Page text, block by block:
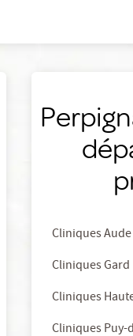
Cliniques Aude
Cliniques Gard
Cliniques
Cliniques Puy-